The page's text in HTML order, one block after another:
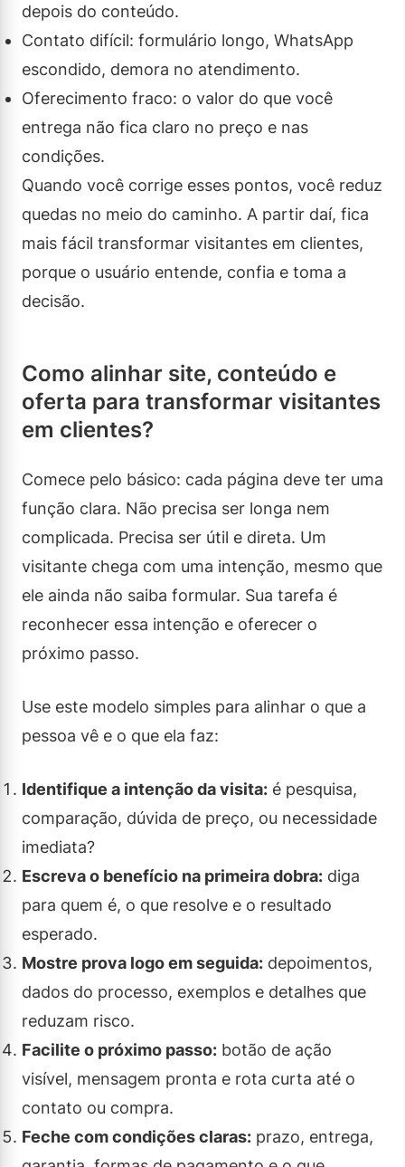
depois do conteúdo.
Contato difícil: formulário longo, WhatsApp
escondido, demora no atendimento.
Oferecimento fraco: o valor do que você
entrega não fica claro no preço e nas
condições.
Quando você corrige esses pontos, você reduz
quedas no meio do caminho. A partir daí, fica
mais fácil transformar visitantes em clientes,
porque o usuário entende, confia e toma a
decisão.
Como alinhar site, conteúdo e
oferta para transformar visitantes
em clientes?
Comece pelo básico: cada página deve ter uma
função clara. Não precisa ser longa nem
complicada. Precisa ser útil e direta. Um
visitante chega com uma intenção, mesmo que
ele ainda não saiba formular. Sua tarefa é
reconhecer essa intenção e oferecer o
próximo passo.
Use este modelo simples para alinhar o que a
pessoa vê e o que ela faz:
Identifique a intenção da visita: é pesquisa,
comparação, dúvida de preço, ou necessidade
imediata?
Escreva o benefício na primeira dobra: diga
para quem é, o que resolve e o resultado
esperado.
Mostre prova logo em seguida: depoimentos,
dados do processo, exemplos e detalhes que
reduzam risco.
Facilite o próximo passo: botão de ação
visível, mensagem pronta e rota curta até o
contato ou compra.
Feche com condições claras: prazo, entrega,